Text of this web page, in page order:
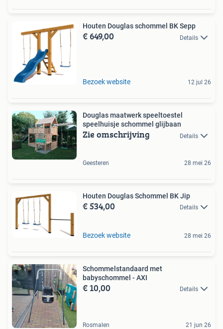
Houten Douglas schommel BK Sepp
€ 649,00 Details
Bezoek website 12 jul 26
Douglas maatwerk speeltoestel
speelhuisje schommel glijbaan
Zie omschrijving Details
Geesteren 28 mei 26
Houten Douglas Schommel BK Jip
€ 534,00 Details
Bezoek website 28 mei 26
Schommelstandaard met
babyschommel - AXI
€ 10,00 Details
Rosmalen 21 jun 26